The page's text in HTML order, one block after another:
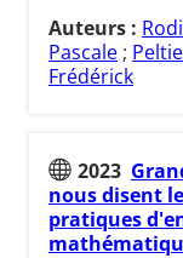
Auteurs :
Pascale ;
Frédérick
2023
nous disent
pratiques